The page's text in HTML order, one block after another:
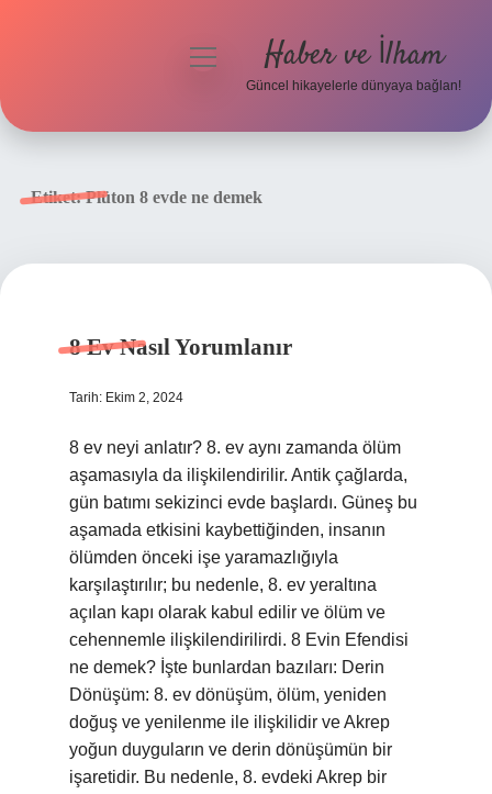
menüyü
Haber ve İlham
Güncel hikayelerle dünyaya bağlan!
Etiket:Plüton 8 evde ne demek
8 Ev Nasıl Yorumlanır
Tarih: Ekim 2, 2024
8 ev neyi anlatır? 8. ev aynı zamanda ölüm
aşamasıyla da ilişkilendirilir. Antik çağlarda,
gün batımı sekizinci evde başlardı. Güneş bu
aşamada etkisini kaybettiğinden, insanın
ölümden önceki işe yaramazlığıyla
karşılaştırılır; bu nedenle, 8. ev yeraltına
açılan kapı olarak kabul edilir ve ölüm ve
cehennemle ilişkilendirilirdi. 8 Evin Efendisi
ne demek? İşte bunlardan bazıları: Derin
Dönüşüm: 8. ev dönüşüm, ölüm, yeniden
doğuş ve yenilenme ile ilişkilidir ve Akrep
yoğun duyguların ve derin dönüşümün bir
işaretidir. Bu nedenle, 8. evdeki Akrep bir